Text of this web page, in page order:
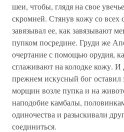
шеи, чтобы, глядя на свое
скромней. Стянув кожу со всех
завязывал ее, как завязывают
пупком посредине. Груди же
очертание с помощью орудия,
сглаживают на колодке кожу. И
прежнем искусный бог
морщин возле пупка и на
наподобие камбалы,
одиночества и разыскивали
соединиться.